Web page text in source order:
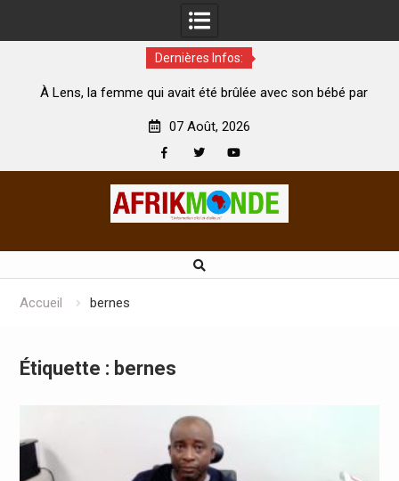
Dernières Infos:
À Lens, la femme qui avait été brûlée avec son bébé par
07 Août, 2026
Accueil bernes
Étiquette : bernes